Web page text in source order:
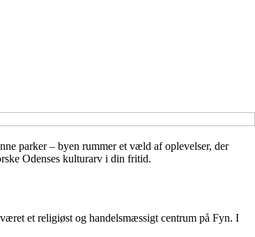
parker – byen rummer et væld af oplevelser, der
Odenses kulturarv i din fritid.
et religiøst og handelsmæssigt centrum på Fyn. I